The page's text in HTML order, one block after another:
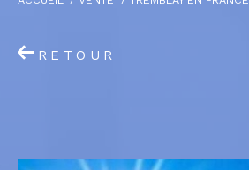
RETOUR